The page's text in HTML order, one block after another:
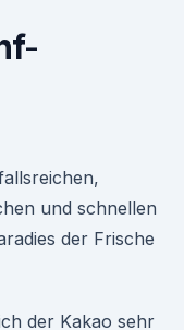
und schnellen
der Frische
der Kakao sehr